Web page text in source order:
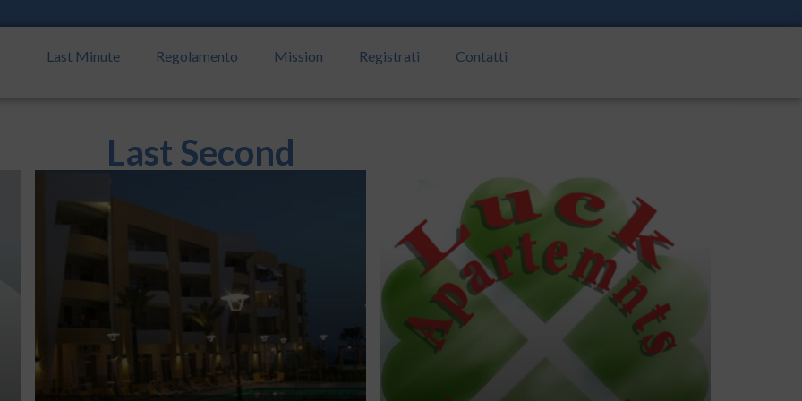
Last Minute Regolamento Mission Registrati Contatti
Last Second